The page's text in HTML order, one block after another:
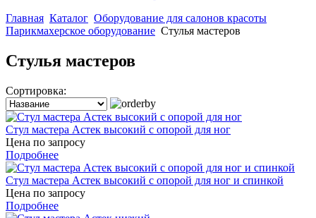
Главная Каталог Оборудование для салонов красоты
Парикмахерское оборудование Стулья мастеров
Стулья мастеров
Сортировка:
Стул мастера Астек высокий с опорой для ног
Цена по запросу
Подробнее
Стул мастера Астек высокий с опорой для ног и спинкой
Цена по запросу
Подробнее